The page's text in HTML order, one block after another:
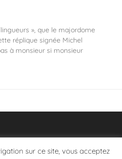
», que le majordome
réplique signée Michel
à monsieur si monsieur
sur ce site, vous acceptez